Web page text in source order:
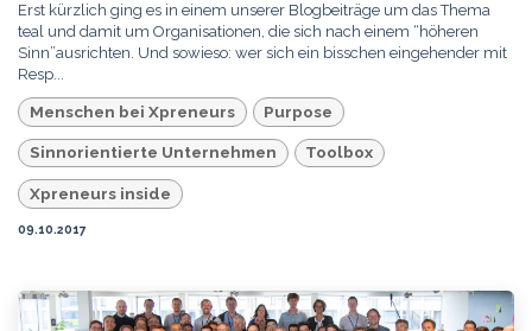
Erst kürzlich ging es in einem unserer Blogbeiträge um das Thema
teal und damit um Organisationen, die sich nach einem “höheren
Sinn”ausrichten. Und sowieso: wer sich ein bisschen eingehender mit
Resp...
Menschen bei Xpreneurs Purpose
Sinnorientierte Unternehmen Toolbox
Xpreneurs inside
09.10.2017